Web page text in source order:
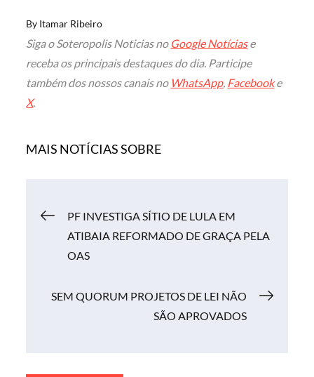
By Itamar Ribeiro
Siga o Soteropolis Noticias no Google Notíciase
receba os principais destaques do dia. Participe
também dos nossos canais no WhatsApp, Facebooke
X.
MAIS NOTÍCIAS SOBRE
Navegação
de
Post
PF INVESTIGA SÍTIO DE LULA EM
ATIBAIA REFORMADO DE GRAÇA PELA
OAS
SEM QUORUM PROJETOS DE LEI NÃO
SÃO APROVADOS